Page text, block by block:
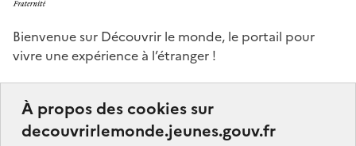
Bienvenue sur Découvrir le monde, le portail pour
vivre une expérience à l’étranger !
de vous guider dans vos choix et de vous aider à
finaliser votre projet de séjour à l’étranger, que ce soit,
À propos des cookies sur
decouvrirlemonde.jeunes.gouv.fr